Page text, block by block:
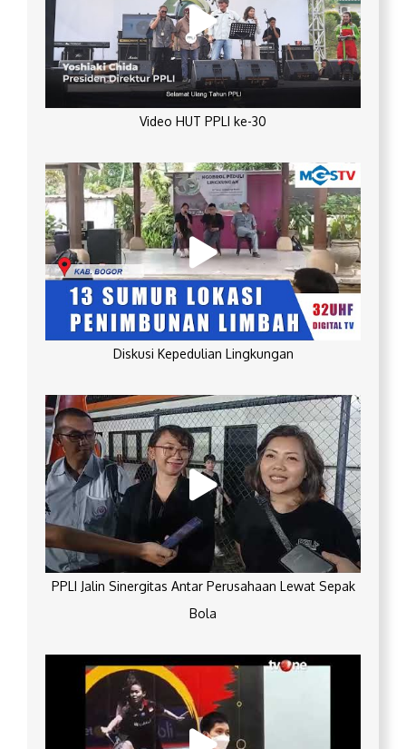
Video HUT PPLI ke-30
Diskusi Kepedulian Lingkungan
PPLI Jalin Sinergitas Antar Perusahaan Lewat Sepak
Bola